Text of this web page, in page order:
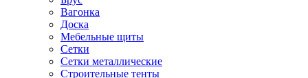
Вагонка
Доска
Мебельные щиты
Сетки
Сетки металлические
Строительные тенты